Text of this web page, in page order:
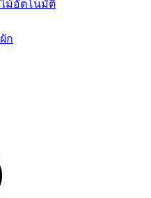
ม้อัตโนมัติ
ก